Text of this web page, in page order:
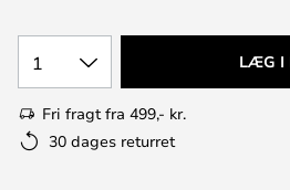
1 LÆG I
Fri fragt fra 499,- kr.
30 dages returret